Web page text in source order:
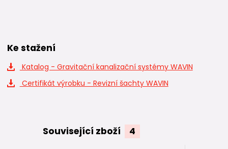
Ke stažení
Katalog - Gravitační kanalizační systémy WAVIN
Certifikát výrobku - Revizní šachty WAVIN
Související zboží 4